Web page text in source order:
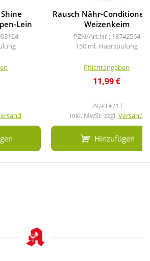
Lein
Rausch Nähr-Conditioner
Weizenkeim
PZN/Art.Nr.: 18742564
150 ml, Haarspülung
Pflichtangaben
11,99 €
79,93 €/1 l
inkl. MwSt. zzgl.Versand
Hinzufügen